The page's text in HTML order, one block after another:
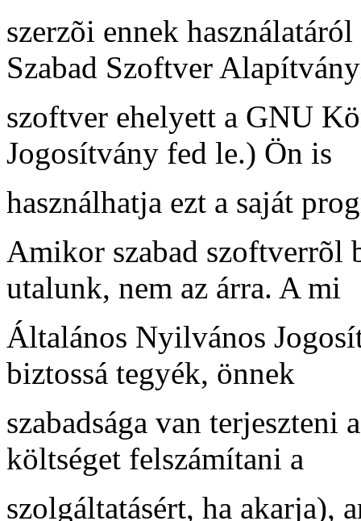
szerzõi ennek
Szabad Szoftver
szoftver ehelyett a GNU
Jogosítvány fed le.) Ön is
használhatja ezt a saját
Amikor szabad szoftverrõl
utalunk, nem az árra. A mi
Általános Nyilvános
biztossá tegyék, önnek
szabadsága van terjeszteni
költséget felszámítani a
szolgáltatásért, ha akarja),